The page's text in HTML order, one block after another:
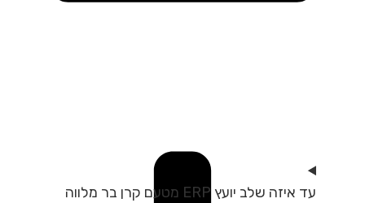
עד איזה שלב יועץ ERP מטעם קרן בר מלווה